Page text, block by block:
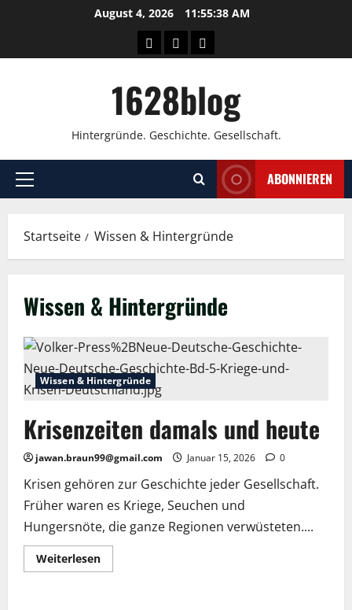
August 4, 2026 11:55:38 AM
WissenÜber Kontakt
1628blog
Hintergründe. Geschichte. Gesellschaft.
Primäres
ABONNIEREN
Startseite Wissen & Hintergründe
Wissen & Hintergründe
Wissen & Hintergründe
Krisenzeiten damals und heute
jawan.braun99@gmail.com Januar 15, 2026 0
Krisen gehören zur Geschichte jeder Gesellschaft.
Früher waren es Kriege, Seuchen und
Hungersnöte, die ganze Regionen verwüsteten....
WeiterlesenMehr
Informationen